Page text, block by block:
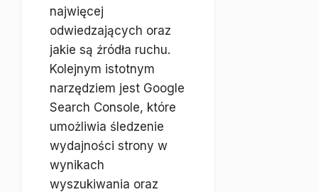
najwięcej
odwiedzających oraz
jakie są źródła ruchu.
Kolejnym istotnym
narzędziem jest Google
Search Console, które
umożliwia śledzenie
wydajności strony w
wynikach
wyszukiwania oraz